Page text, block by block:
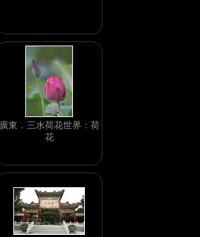
廣東．三水荷花世界：荷
花